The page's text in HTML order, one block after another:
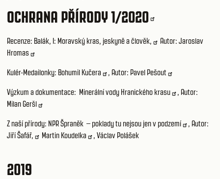
OCHRANA PŘÍRODY 1/2020
Recenze: Balák, I: Moravský kras, jeskyně a člověk, Autor: Jaroslav
Hromas
Kulér-Medailonky: Bohumil Kučera , Autor: Pavel Pešout
Výzkum a dokumentace: Minerální vody Hranického krasu
, Autor:
Milan Geršl
Z naší přírody: NPR Špraněk – poklady tu nejsou jen v podzemí
, Autor:
Jiří Šafář,
Martin Koudelka , Václav Polášek
2019